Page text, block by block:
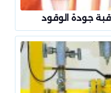
جودة الوقود